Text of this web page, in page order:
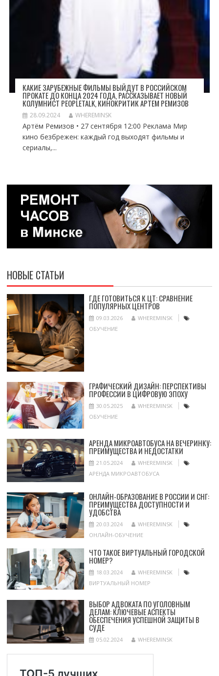
КАКИЕ ЗАРУБЕЖНЫЕ ФИЛЬМЫ ВЫЙДУТ В РОССИЙСКОМ
ПРОКАТЕ ДО КОНЦА 2024 ГОДА, РАССКАЗЫВАЕТ НОВЫЙ
КОЛУМНИСТ PEOPLETALK, КИНОКРИТИК АРТЕМ РЕМИЗОВ
28.09.2024 WHEREMINSK
Артём Ремизов • 27 сентября 12:00 Реклама Мир
кино безбрежен: каждый год выходят фильмы и
сериалы,...
НОВЫЕ СТАТЬИ
ГДЕ ГОТОВИТЬСЯ К ЦТ: СРАВНЕНИЕ
ПОПУЛЯРНЫХ ЦЕНТРОВ
09.03.2026
WHEREMINSK
ОБУЧЕНИЕ
ГРАФИЧЕСКИЙ ДИЗАЙН: ПЕРСПЕКТИВЫ
ПРОФЕССИИ В ЦИФРОВУЮ ЭПОХУ
30.05.2025
WHEREMINSK
ОБУЧЕНИЕ
АРЕНДА МИКРОАВТОБУСА НА ВЕЧЕРИНКУ:
ПРЕИМУЩЕСТВА И НЕДОСТАТКИ
21.05.2024
WHEREMINSK
АРЕНДА МИКРОАВТОБУСА
ОНЛАЙН-ОБРАЗОВАНИЕ В РОССИИ И СНГ:
ПРЕИМУЩЕСТВА ДОСТУПНОСТИ И
УДОБСТВА
20.03.2024
WHEREMINSK
ОНЛАЙН-ОБУЧЕНИЕ
ЧТО ТАКОЕ ВИРТУАЛЬНЫЙ ГОРОДСКОЙ
НОМЕР?
18.03.2024
WHEREMINSK
ВИРТУАЛЬНЫЙ НОМЕР
ВЫБОР АДВОКАТА ПО УГОЛОВНЫМ
ДЕЛАМ: КЛЮЧЕВЫЕ АСПЕКТЫ
ОБЕСПЕЧЕНИЯ УСПЕШНОЙ ЗАЩИТЫ В
СУДЕ
05.02.2024 WHEREMINSK